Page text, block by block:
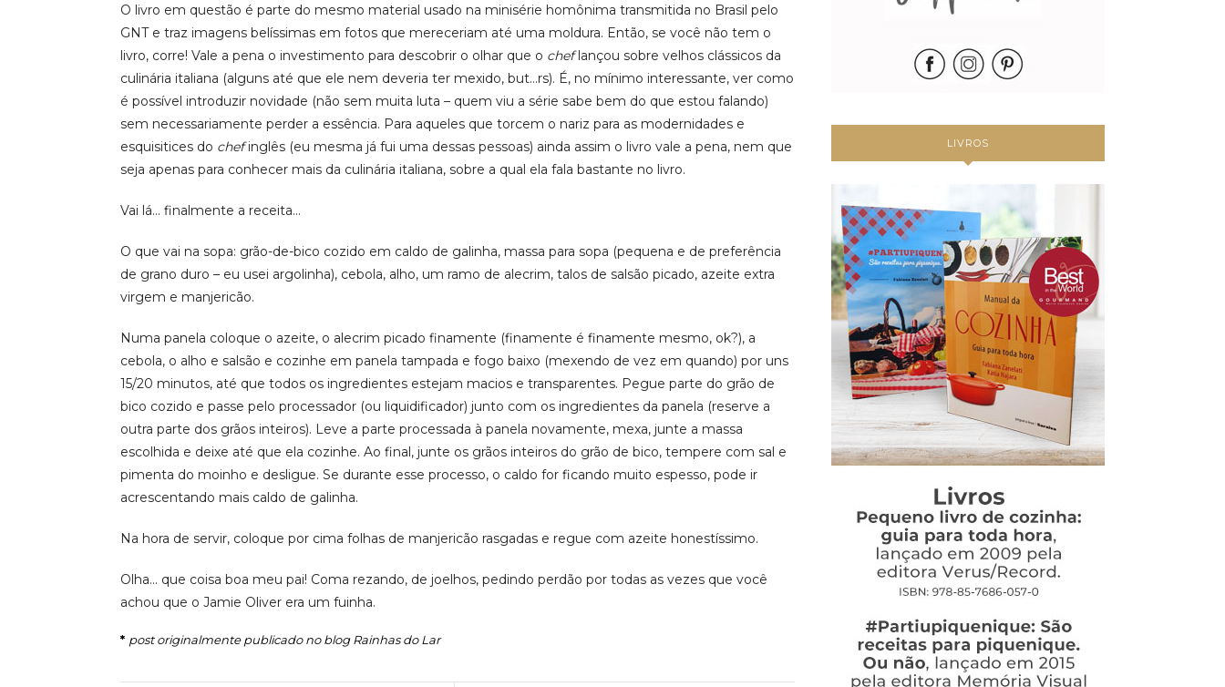
O livro em questão é parte do mesmo material usado na minisérie homônima transmitida no Brasil pelo
GNT e traz imagens belíssimas em fotos que mereceriam até uma moldura. Então, se você não tem o
livro, corre! Vale a pena o investimento para descobrir o olhar que o cheflançou sobre velhos clássicos da
culinária italiana (alguns até que ele nem deveria ter mexido, but…rs). É, no mínimo interessante, ver como
é possível introduzir novidade (não sem muita luta – quem viu a série sabe bem do que estou falando)
sem necessariamente perder a essência. Para aqueles que torcem o nariz para as modernidades e
esquisitices do chefinglês (eu mesma já fui uma dessas pessoas) ainda assim o livro vale a pena, nem que
seja apenas para conhecer mais da culinária italiana, sobre a qual ela fala bastante no livro.
Vai lá… finalmente a receita…
O que vai na sopa: grão-de-bico cozido em caldo de galinha, massa para sopa (pequena e de preferência
de grano duro – eu usei argolinha), cebola, alho, um ramo de alecrim, talos de salsão picado, azeite extra
virgem e manjericão.
Numa panela coloque o azeite, o alecrim picado finamente (finamente é finamente mesmo, ok?), a
cebola, o alho e salsão e cozinhe em panela tampada e fogo baixo (mexendo de vez em quando) por uns
15/20 minutos, até que todos os ingredientes estejam macios e transparentes. Pegue parte do grão de
bico cozido e passe pelo processador (ou liquidificador) junto com os ingredientes da panela (reserve a
outra parte dos grãos inteiros). Leve a parte processada à panela novamente, mexa, junte a massa
escolhida e deixe até que ela cozinhe. Ao final, junte os grãos inteiros do grão de bico, tempere com sal e
pimenta do moinho e desligue. Se durante esse processo, o caldo for ficando muito espesso, pode ir
acrescentando mais caldo de galinha.
Na hora de servir, coloque por cima folhas de manjericão rasgadas e regue com azeite honestíssimo.
Olha… que coisa boa meu pai! Coma rezando, de joelhos, pedindo perdão por todas as vezes que você
achou que o Jamie Oliver era um fuinha.
* post originalmente publicado no blog Rainhas do Lar
LIVROS